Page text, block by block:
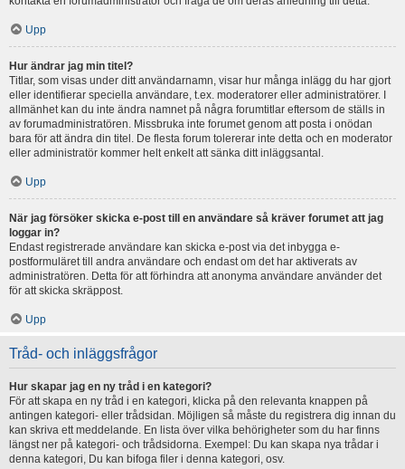
Upp
Hur ändrar jag min titel?
Titlar, som visas under ditt användarnamn, visar hur många inlägg du har gjort
eller identifierar speciella användare, t.ex. moderatorer eller administratörer. I
allmänhet kan du inte ändra namnet på några forumtitlar eftersom de ställs in
av forumadministratören. Missbruka inte forumet genom att posta i onödan
bara för att ändra din titel. De flesta forum tolererar inte detta och en moderator
eller administratör kommer helt enkelt att sänka ditt inläggsantal.
Upp
När jag försöker skicka e-post till en användare så kräver forumet att jag
loggar in?
Endast registrerade användare kan skicka e-post via det inbygga e-
postformuläret till andra användare och endast om det har aktiverats av
administratören. Detta för att förhindra att anonyma användare använder det
för att skicka skräppost.
Upp
Tråd- och inläggsfrågor
Hur skapar jag en ny tråd i en kategori?
För att skapa en ny tråd i en kategori, klicka på den relevanta knappen på
antingen kategori- eller trådsidan. Möjligen så måste du registrera dig innan du
kan skriva ett meddelande. En lista över vilka behörigheter som du har finns
längst ner på kategori- och trådsidorna. Exempel: Du kan skapa nya trådar i
denna kategori, Du kan bifoga filer i denna kategori, osv.